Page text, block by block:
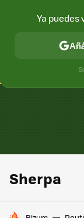
CONECTIVIDAD
Sherpa
Ya puedes